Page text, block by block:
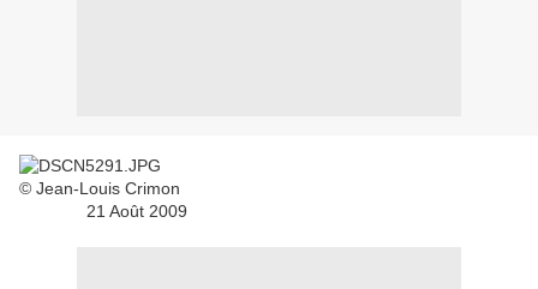
© Jean-Louis Crimon
21 Août 2009